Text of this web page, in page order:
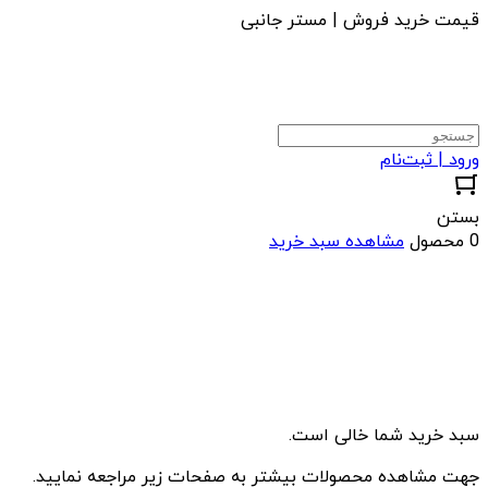
قیمت خرید فروش | مستر جانبی
ورود | ثبت‌نام
بستن
0 محصول
مشاهده سبد خرید
سبد خرید شما خالی است.
جهت مشاهده محصولات بیشتر به صفحات زیر مراجعه نمایید.